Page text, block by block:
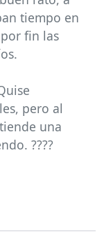
tiempo en
fin las
pero al
una
????